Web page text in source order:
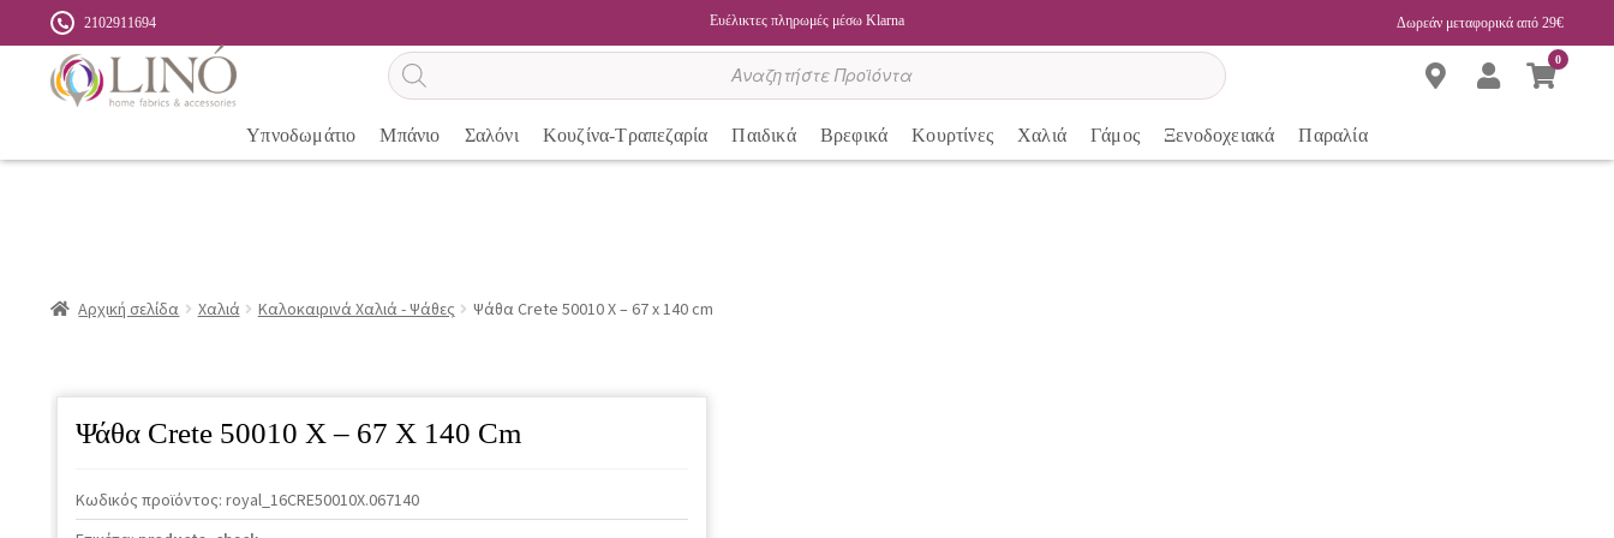
2102911694 Ευέλικτες πληρωμές μέσω Klarna Δωρεάν μεταφορικά από 29€
Αναζήτηση
προϊόντων
0
Υπνοδωμάτιο Μπάνιο Σαλόνι Κουζίνα-Τραπεζαρία Παιδικά Βρεφικά Κουρτίνες Χαλιά Γάμος Ξενοδοχειακά Παραλία
Αρχική σελίδα Χαλιά Καλοκαιρινά Χαλιά - Ψάθες Ψάθα Crete 50010 X – 67 x 140 cm
Ψάθα Crete 50010 X – 67 X 140 Cm
Κωδικός προϊόντος: royal_16CRE50010X.067140